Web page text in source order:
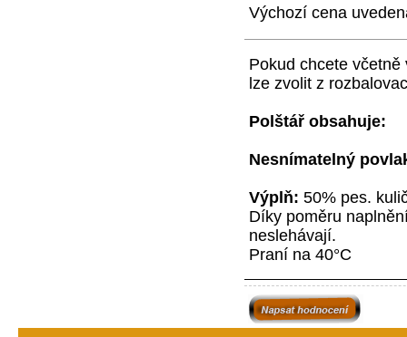
Výchozí cena
Pokud chcete
lze zvolit z
Polštář obsahuje:
Nesnímatelný
Výplň: 50% pes.
Díky poměru
neslehávají.
Praní na 40°C